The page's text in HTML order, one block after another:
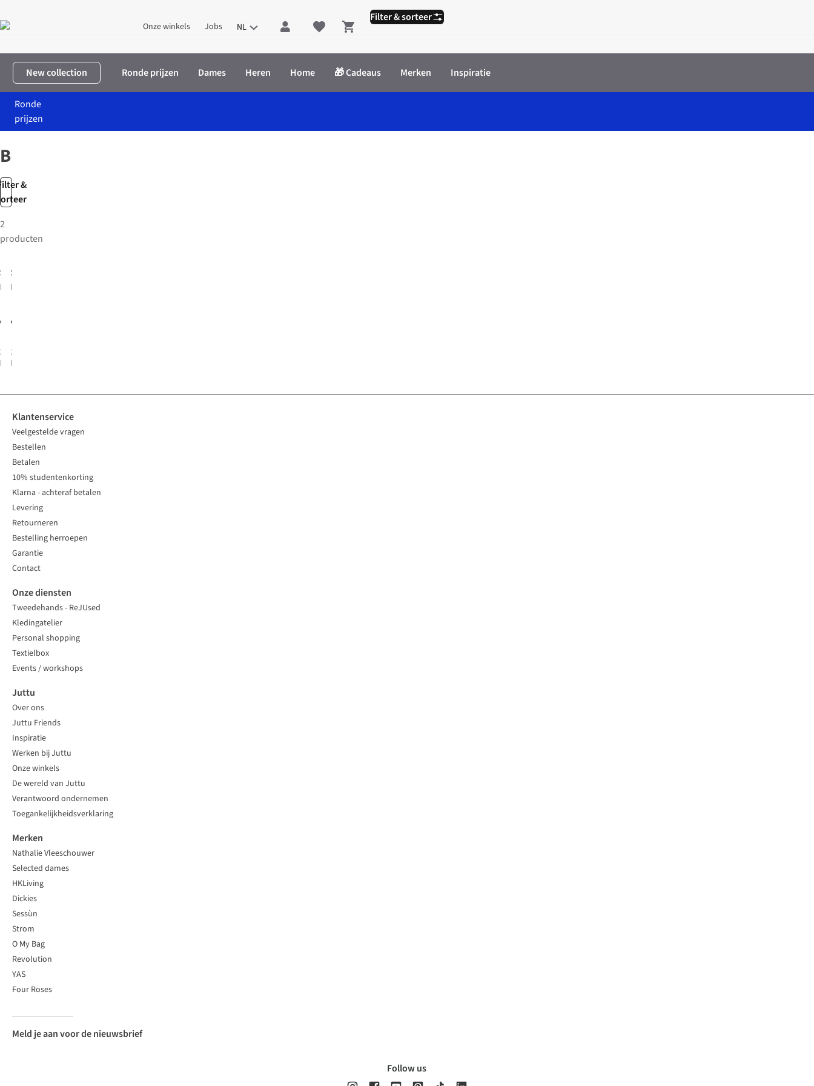
Onze winkels Jobs NL Shopping cart
New collection Ronde prijzen Dames Heren Home 🎁 Cadeaus Merken Inspiratie
Ronde
prijzen
&
Filter & sorteer
Blazers
2
producten
Selected
Blazerim-
Oasis
€199,99
2
kleuren
beschikbaar
Selected
Blazerim-
Oasis
€199,99
2
beschikbaar
Klantenservice
Veelgestelde vragen
Bestellen
Betalen
10% studentenkorting
Klarna - achteraf betalen
Levering
Retourneren
Bestelling herroepen
Garantie
Contact
Onze diensten
Tweedehands - ReJUsed
Kledingatelier
Personal shopping
Textielbox
Events / workshops
Juttu
Over ons
Juttu Friends
Inspiratie
Werken bij Juttu
Onze winkels
De wereld van Juttu
Verantwoord ondernemen
Toegankelijkheidsverklaring
Merken
Nathalie Vleeschouwer
Selected dames
HKLiving
Dickies
Sessùn
Strom
O My Bag
Revolution
YAS
Four Roses
Meld je aan voor de nieuwsbrief
Follow us